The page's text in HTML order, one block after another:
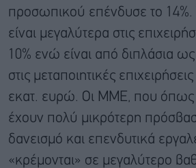
προσωπικού επένδυσε το 14%.
είναι μεγαλύτερα στις
10% ενώ είναι από διπλάσια
στις μεταποιητικές
εκατ. ευρώ. Οι ΜΜΕ, που όπως
έχουν πολύ μικρότερη
δανεισμό και επενδυτικά
«κρέμονται» σε μεγαλύτερο